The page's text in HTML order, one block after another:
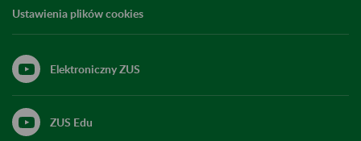
Ustawienia plików cookies
Elektroniczny ZUS
ZUS Edu